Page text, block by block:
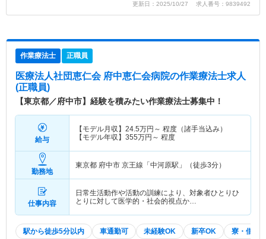
更新日：2025/10/27 求人番号：9839492
作業療法士 正職員
医療法人社団恵仁会 府中恵仁会病院の作業療法士求人
(正職員)
【東京都／府中市】経験を積みたい作業療法士募集中！
給与
【モデル月収】 24.5万円～ 程度（諸手当込み）
【モデル年収】 355万円～ 程度
勤務地
東京都 府中市 京王線「中河原駅」（徒歩3分）
仕事内容
日常生活動作や活動の訓練により、対象者ひとりひ
とりに対して医学的・社会的視点か…
駅から徒歩5分以内 車通勤可 未経験OK 新卒OK 寮・借り